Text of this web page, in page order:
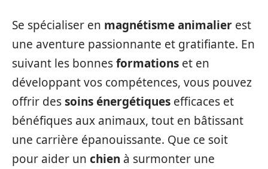
Se spécialiser en magnétisme animalier est
une aventure passionnante et gratifiante. En
suivant les bonnesformations et en
développant vos compétences, vous pouvez
offrir dessoins énergétiques efficaces et
bénéfiques aux animaux, tout en bâtissant
une carrière épanouissante. Que ce soit
pour aider un chien à surmonter une